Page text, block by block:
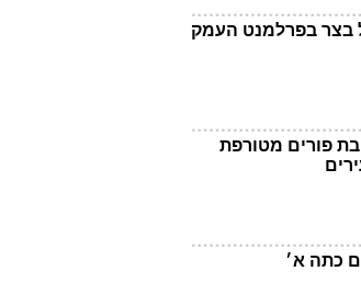
בצר בפרלמנט העמק
פורים מטורפת
כתה א׳